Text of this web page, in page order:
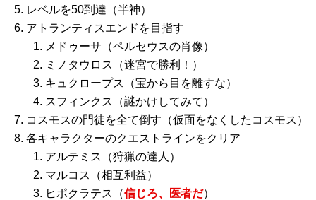
レベルを50到達（半神）
アトランティスエンドを目指す
メドゥーサ（ペルセウスの肖像）
ミノタウロス（迷宮で勝利！）
キュクロープス（宝から目を離すな）
スフィンクス（謎かけしてみて）
コスモスの門徒を全て倒す（仮面をなくしたコスモス）
各キャラクターのクエストラインをクリア
アルテミス（狩猟の達人）
マルコス（相互利益）
ヒポクラテス（信じろ、医者だ）